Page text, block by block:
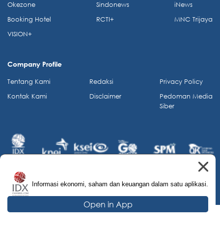
Informasi ekonomi, saham dan keuangan dalam satu aplikasi.
Open in App
Okezone
Booking Hotel
VISION+
Sindonews
RCTI+
iNews
MNC Trijaya
Company Profile
Tentang Kami
Kontak Kami
Redaksi
Disclaimer
Privacy Policy
Pedoman Media
Siber
© 2026 IDX Channel. All Rights Reserved.